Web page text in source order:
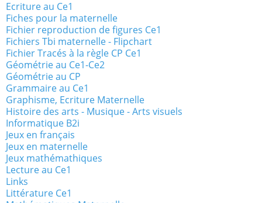
Ecriture au Ce1
Fiches pour la maternelle
Fichier reproduction de figures Ce1
Fichiers Tbi maternelle - Flipchart
Fichier Tracés à la règle CP Ce1
Géométrie au Ce1-Ce2
Géométrie au CP
Grammaire au Ce1
Graphisme, Ecriture Maternelle
Histoire des arts - Musique - Arts visuels
Informatique B2i
Jeux en français
Jeux en maternelle
Jeux mathémathiques
Lecture au Ce1
Links
Littérature Ce1